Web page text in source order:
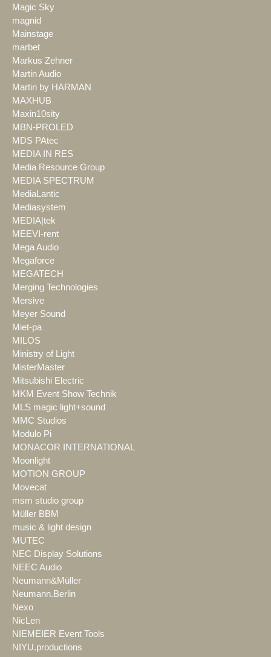
Magic Sky
magnid
Mainstage
marbet
Markus Zehner
Martin Audio
Martin by HARMAN
MAXHUB
Maxin10sity
MBN-PROLED
MDS PAtec
MEDIA IN RES
Media Resource Group
MEDIA SPECTRUM
MediaLantic
Mediasystem
MEDIA|tek
MEEVI-rent
Mega Audio
Megaforce
MEGATECH
Merging Technologies
Mersive
Meyer Sound
Miet-pa
MILOS
Ministry of Light
MisterMaster
Mitsubishi Electric
MKM Event Show Technik
MLS magic light+sound
MMC Studios
Modulo Pi
MONACOR INTERNATIONAL
Moonlight
MOTION GROUP
Movecat
msm studio group
Müller BBM
music & light design
MUTEC
NEC Display Solutions
NEEC Audio
Neumann&Müller
Neumann.Berlin
Nexo
NicLen
NIEMEIER Event Tools
NIYU.productions